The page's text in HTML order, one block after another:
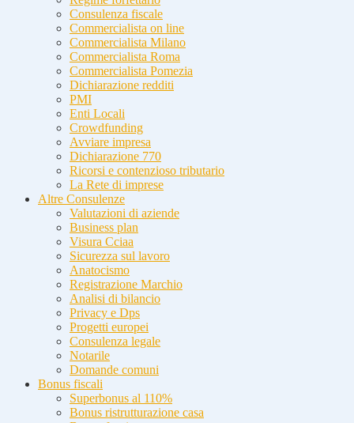
Consulenza fiscale
Commercialista on line
Commercialista Milano
Commercialista Roma
Commercialista Pomezia
Dichiarazione redditi
PMI
Enti Locali
Crowdfunding
Avviare impresa
Dichiarazione 770
Ricorsi e contenzioso tributario
La Rete di imprese
Altre Consulenze
Valutazioni di aziende
Business plan
Visura Cciaa
Sicurezza sul lavoro
Anatocismo
Registrazione Marchio
Analisi di bilancio
Privacy e Dps
Progetti europei
Consulenza legale
Notarile
Domande comuni
Bonus fiscali
Superbonus al 110%
Bonus ristrutturazione casa